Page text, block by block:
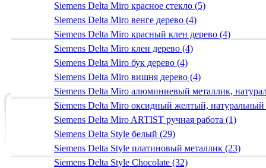
Siemens Delta Miro красное стекло (5)
Siemens Delta Miro венге дерево (4)
Siemens Delta Miro красный клен дерево (4)
Siemens Delta Miro клен дерево (4)
Siemens Delta Miro бук дерево (4)
Siemens Delta Miro вишня дерево (4)
Siemens Delta Miro алюминиевый металлик,
Siemens Delta Miro оксидный желтый,
Siemens Delta Miro ARTIST ручная работа (1)
Siemens Delta Style белый (29)
Siemens Delta Style платиновый металлик (23)
Siemens Delta Style Chocolate (32)